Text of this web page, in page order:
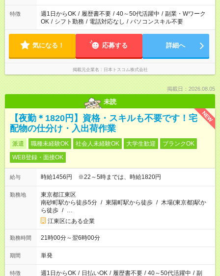
特徴 週1日からOK / 履歴書不要 / 40～50代活躍中 / 副業・Wワーク
OK / シフト勤務 / 電話対応なし / パソコンスキル不要
気になる！ 応募する 詳細へ
掲載元企業名 日本トスコム株式会社
掲載日：2026.08.05
未読
NEW
【夜勤＊1820円】資格・スキルも不要です！宅
配物の仕分け・入出荷作業
派遣 職種未経験OK 社会人未経験OK 大学生歓迎
ブランクOK
WEB登録・面接OK
給与 時給1456円 ※22～5時までは、時給1820円
勤務地
東京都江東区
南砂町駅から徒歩5分 / 東陽町駅から徒歩 / 木場(東京都)駅か
ら徒歩 / …
江東区にある企業
勤務時間 21時00分～翌6時00分
期間 単発
特徴 週1日からOK / 日払いOK / 履歴書不要 / 40～50代活躍中 / 副